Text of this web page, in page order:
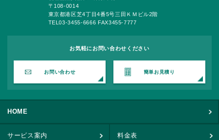
〒108-0014
東京都港区芝4丁目4番5号三田ＫＭビル2階
TEL03-3455-6666 FAX3455-7777
お気軽にお問い合わせください
お問い合わせ 簡単お見積り
HOME
サービス案内 料金表